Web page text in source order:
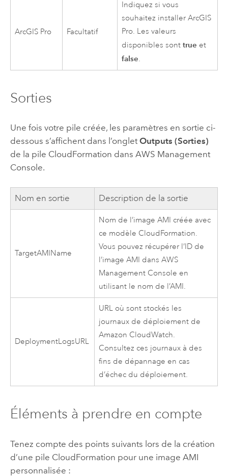
ArcGIS Pro Facultatif
Indiquez si vous
souhaitez installerArcGIS
Pro. Les valeurs
disponibles sonttrue et
false.
Sorties
Une fois votre pile créée, les paramètres en sortie ci-
dessous s’affichent dans l’onglet Outputs (Sorties)
de la pile CloudFormation dans AWS Management
Console.
Nom en sortie Description de la sortie
TargetAMIName
Nom de l’imageAMI créée avec
ce modèle CloudFormation.
Vous pouvez récupérer l’ID de
l’imageAMI dansAWS
Management Console en
utilisant le nom de l’AMI.
DeploymentLogsURL
URL où sont stockés les
journaux de déploiement de
Amazon CloudWatch.
Consultez ces journaux à des
fins de dépannage en cas
d’échec du déploiement.
Éléments à prendre en compte
Tenez compte des points suivants lors de la création
d’une pile CloudFormation pour une image AMI
personnalisée :